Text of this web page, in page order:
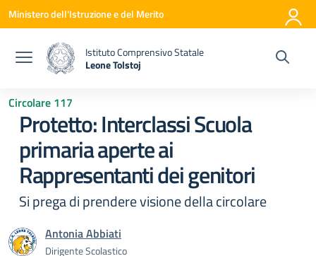
Vai ai contenuti
Vai al menu di navigazione
Vai al footer
Ministero dell'Istruzione e del Merito
Istituto Comprensivo Statale
Leone Tolstoj
Circolare 117
Protetto: Interclassi Scuola
primaria aperte ai
Rappresentanti dei genitori
Si prega di prendere visione della circolare
Antonia Abbiati
Dirigente Scolastico